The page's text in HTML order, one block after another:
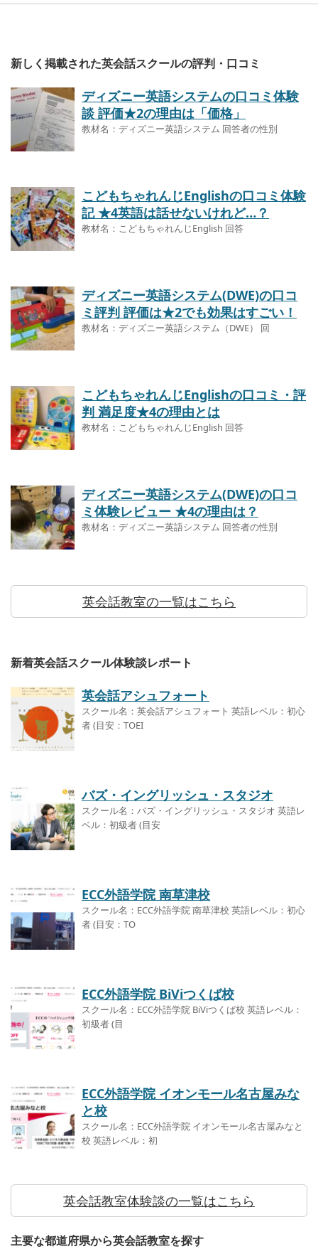
新しく掲載された英会話スクールの評判・口コミ
ディズニー英語システムの口コミ体験
談 評価★2の理由は「価格」
教材名：ディズニー英語システム 回答者の性別
こどもちゃれんじEnglishの口コミ体験
記 ★4英語は話せないけれど…？
教材名：こどもちゃれんじEnglish 回答
ディズニー英語システム(DWE)の口コ
ミ評判 評価は★2でも効果はすごい！
教材名：ディズニー英語システム（DWE） 回
こどもちゃれんじEnglishの口コミ・評
判 満足度★4の理由とは
教材名：こどもちゃれんじEnglish 回答
ディズニー英語システム(DWE)の口コ
ミ体験レビュー ★4の理由は？
教材名：ディズニー英語システム 回答者の性別
英会話教室の一覧はこちら
新着英会話スクール体験談レポート
英会話アシュフォート
スクール名：英会話アシュフォート 英語レベル：初心
者 (目安：TOEI
バズ・イングリッシュ・スタジオ
スクール名：バズ・イングリッシュ・スタジオ 英語レ
ベル：初級者 (目安
ECC外語学院 南草津校
スクール名：ECC外語学院 南草津校 英語レベル：初心
者 (目安：TO
ECC外語学院 BiViつくば校
スクール名：ECC外語学院 BiViつくば校 英語レベル：
初級者 (目
ECC外語学院 イオンモール名古屋みな
と校
スクール名：ECC外語学院 イオンモール名古屋みなと
校 英語レベル：初
英会話教室体験談の一覧はこちら
主要な都道府県から英会話教室を探す